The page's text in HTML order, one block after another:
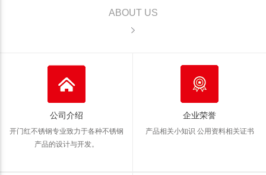
ABOUT US
公司介绍
开门红不锈钢专业致力于各种不锈钢
产品的设计与开发。
企业荣誉
产品相关小知识 公用资料相关证书